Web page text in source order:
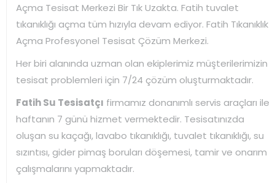
Açma Tesisat Merkezi Bir Tık Uzakta. Fatih tuvalet
tıkanıklığı açma tüm hızıyla devam ediyor. Fatih Tıkanıklık
Açma Profesyonel Tesisat Çözüm Merkezi.
Her biri alanında uzman olan ekiplerimiz müşterilerimizin
tesisat problemleri için 7/24 çözüm oluşturmaktadır.
Fatih Su Tesisatçı firmamız donanımlı servis araçları ile
haftanın 7 günü hizmet vermektedir. Tesisatınızda
oluşan su kaçağı, lavabo tıkanıklığı, tuvalet tıkanıklığı, su
sızıntısı, gider pimaş boruları döşemesi, tamir ve onarım
çalışmalarını yapmaktadır.